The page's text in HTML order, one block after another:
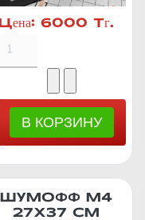
Цена: 6000 Тг.
ШУМОФФ М4
27Х37 СМ